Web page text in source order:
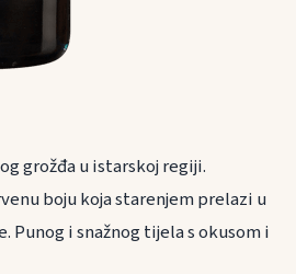
grožđa u istarskoj regiji.
boju koja starenjem prelazi u
Punog i snažnog tijela s okusom i